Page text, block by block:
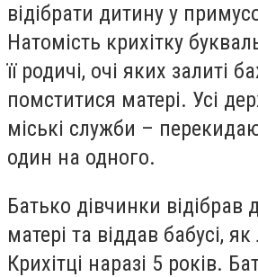
відібрати дитину у
Натомість крихітку
її родичі, очі яких залиті
помститися матері. Усі
міські служби –
один на одного.
Батько дівчинки відібрав
матері та віддав бабусі,
Крихітці наразі 5 років.